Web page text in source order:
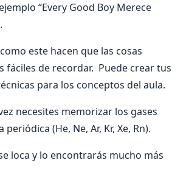
“Every Good Boy Merece
este hacen que las cosas
fáciles de recordar. Puede crear tus
para los conceptos del aula.
necesites memorizar los gases
(He, Ne, Ar, Kr, Xe, Rn).
loca y lo encontrarás mucho más